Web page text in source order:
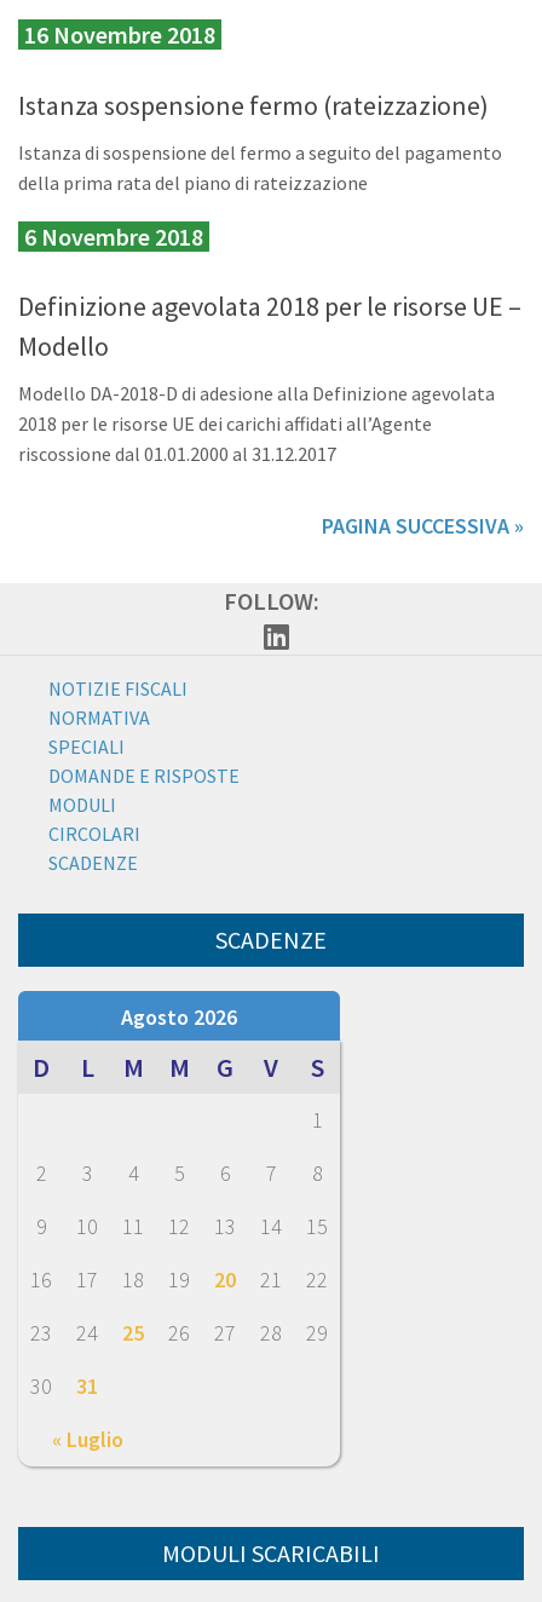
16 Novembre 2018
Istanza sospensione fermo (rateizzazione)
Istanza di sospensione del fermo a seguito del pagamento
della prima rata del piano di rateizzazione
6 Novembre 2018
Definizione agevolata 2018 per le risorse UE –
Modello
Modello DA-2018-D di adesione alla Definizione agevolata
2018 per le risorse UE dei carichi affidati all’Agente
riscossione dal 01.01.2000 al 31.12.2017
PAGINA SUCCESSIVA »
FOLLOW:
NOTIZIE FISCALI
NORMATIVA
SPECIALI
DOMANDE E RISPOSTE
MODULI
CIRCOLARI
SCADENZE
SCADENZE
Agosto 2026
D L M M G V S
« Luglio
1
2
3 4 5 6 7
8
9
10 11 12 13 14
15
16
17 18 19 20 21
22
23
24 25 26 27 28
29
30
31
MODULI SCARICABILI